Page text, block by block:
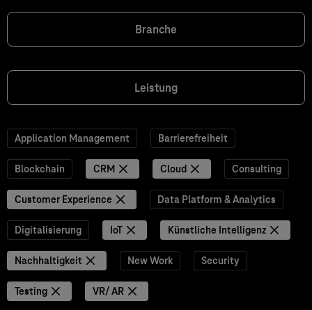
Branche
Leistung
Application Management Barrierefreiheit
Blockchain CRM Cloud Consulting
Customer Experience Data Platform & Analytics
Digitalisierung IoT Künstliche Intelligenz
Nachhaltigkeit New Work Security
Testing VR/ AR